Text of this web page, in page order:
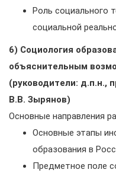
Роль социального
социальной
6) Социология
объяснительным
(руководители: д.п.н.,
В.В. Зырянов)
Основные направления
Основные этапы
образования в
Предметное поле